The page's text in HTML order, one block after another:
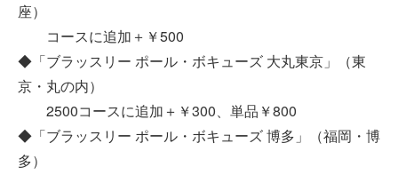
座）
コースに追加＋￥500
◆「ブラッスリー ポール・ボキューズ 大丸東京」（東
京・丸の内）
2500コースに追加＋￥300、単品￥800
◆「ブラッスリー ポール・ボキューズ 博多」（福岡・博
多）